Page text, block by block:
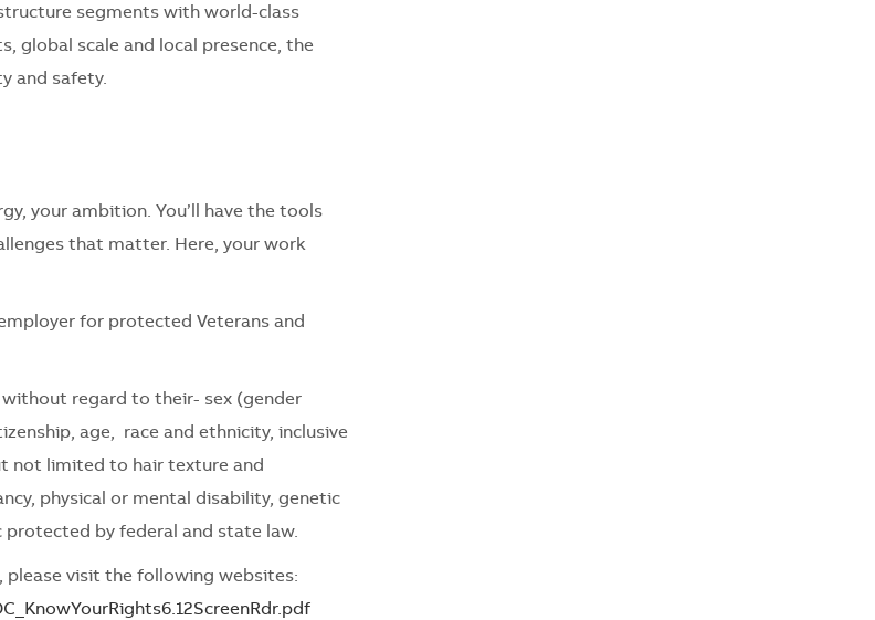
segments with world-class
global scale and local presence, the
and safety.
your ambition. You’ll have the tools
that matter. Here, your work
for protected Veterans and
regard to their- sex (gender
age, race and ethnicity, inclusive
not limited to hair texture and
physical or mental disability, genetic
by federal and state law.
please visit the following websites: